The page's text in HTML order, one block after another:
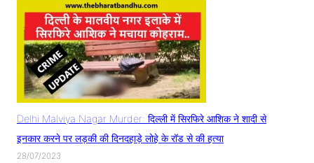
Delhi Malviya Nagar Murder: दिल्ली में सिरफिरे आशिक ने शादी से
इनकार करने पर लड़की की दिनदहाड़े लोहे के रॉड से की हत्या
28/07/2023